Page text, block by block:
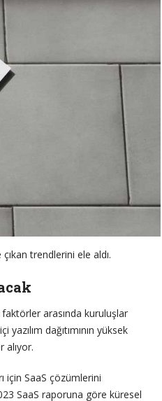
trendlerini ele aldı.
arasında kuruluşlar
dağıtımının yüksek
alıyor.
için SaaS çözümlerini
SaaS raporuna göre küresel